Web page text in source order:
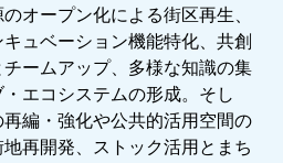
オープン化による街区再生、
ュベーション機能特化、共創
ームアップ、多様な知識の集
エコシステムの形成。そし
編・強化や公共的活用空間の
再開発、ストック活用とまち